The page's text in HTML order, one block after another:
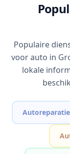
Populaire
voor auto in
lokale
Autoreparatie